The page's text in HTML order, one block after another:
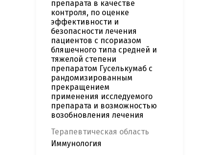
препарата в качестве
контроля, по оценке
эффективности и
безопасности лечения
пациентов с псориазом
бляшечного типа средней и
тяжелой степени
препаратом Гуселькумаб с
рандомизированным
прекращением
применения исследуемого
препарата и возможностью
возобновления лечения
Терапевтическая область
Иммунология